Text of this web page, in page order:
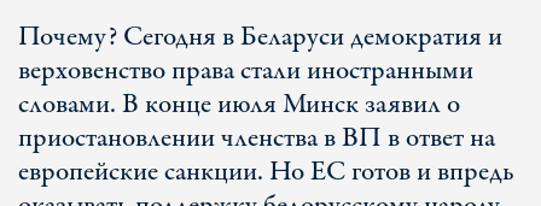
Почему? Сегодня в Беларуси демократия и
верховенство права стали иностранными
словами. В конце июля Минск заявил о
приостановлении членства в ВП в ответ на
европейские санкции. Но ЕС готов и впредь